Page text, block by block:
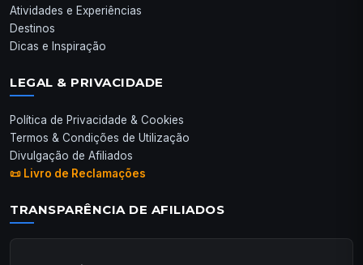
Atividades e Experiências
Destinos
Dicas e Inspiração
LEGAL & PRIVACIDADE
Política de Privacidade & Cookies
Termos & Condições de Utilização
Divulgação de Afiliados
📜 Livro de Reclamações
TRANSPARÊNCIA DE AFILIADOS